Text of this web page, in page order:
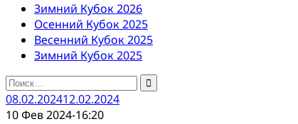
Зимний Кубок 2026
Осенний Кубок 2025
Весенний Кубок 2025
Зимний Кубок 2025
Найти:
08.02.202412.02.2024
10 Фев 2024-16:20